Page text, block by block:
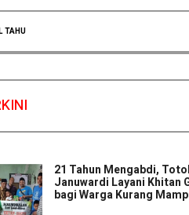
TAHU
21 Tahun Mengabdi,
Januwardi Layani Khitan
bagi Warga Kurang